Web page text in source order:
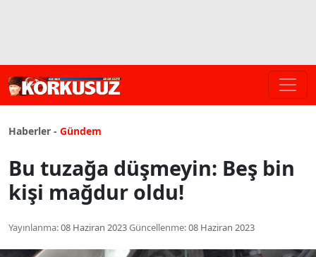
Haberler - Gündem
Bu tuzağa düşmeyin: Beş bin
kişi mağdur oldu!
Yayınlanma:08 Haziran 2023Güncellenme:08 Haziran 2023